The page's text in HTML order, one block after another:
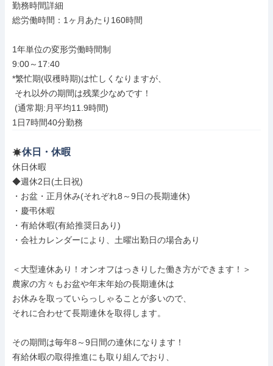
勤務時間詳細
総労働時間：1ヶ月あたり160時間
1年単位の変形労働時間制
9:00～17:40
*繁忙期(収穫時期)は忙しくなりますが、
1日7時間40分勤務
休日・休暇
休日休暇
◆週休2日(土日祝)
・お盆・正月休み(それぞれ8～9日の長期連休)
・慶弔休暇
・有給休暇(有給推奨日あり)
・会社カレンダーにより、土曜出勤日の場合あり
＜大型連休あり！オンオフはっきりした働き方ができます！＞
農家の方々もお盆や年末年始の長期連休は
お休みを取っていらっしゃることが多いので、
それに合わせて長期連休を取得します。
その期間は毎年8～9日間の連休になります！
有給休暇の取得推進にも取り組んでおり、